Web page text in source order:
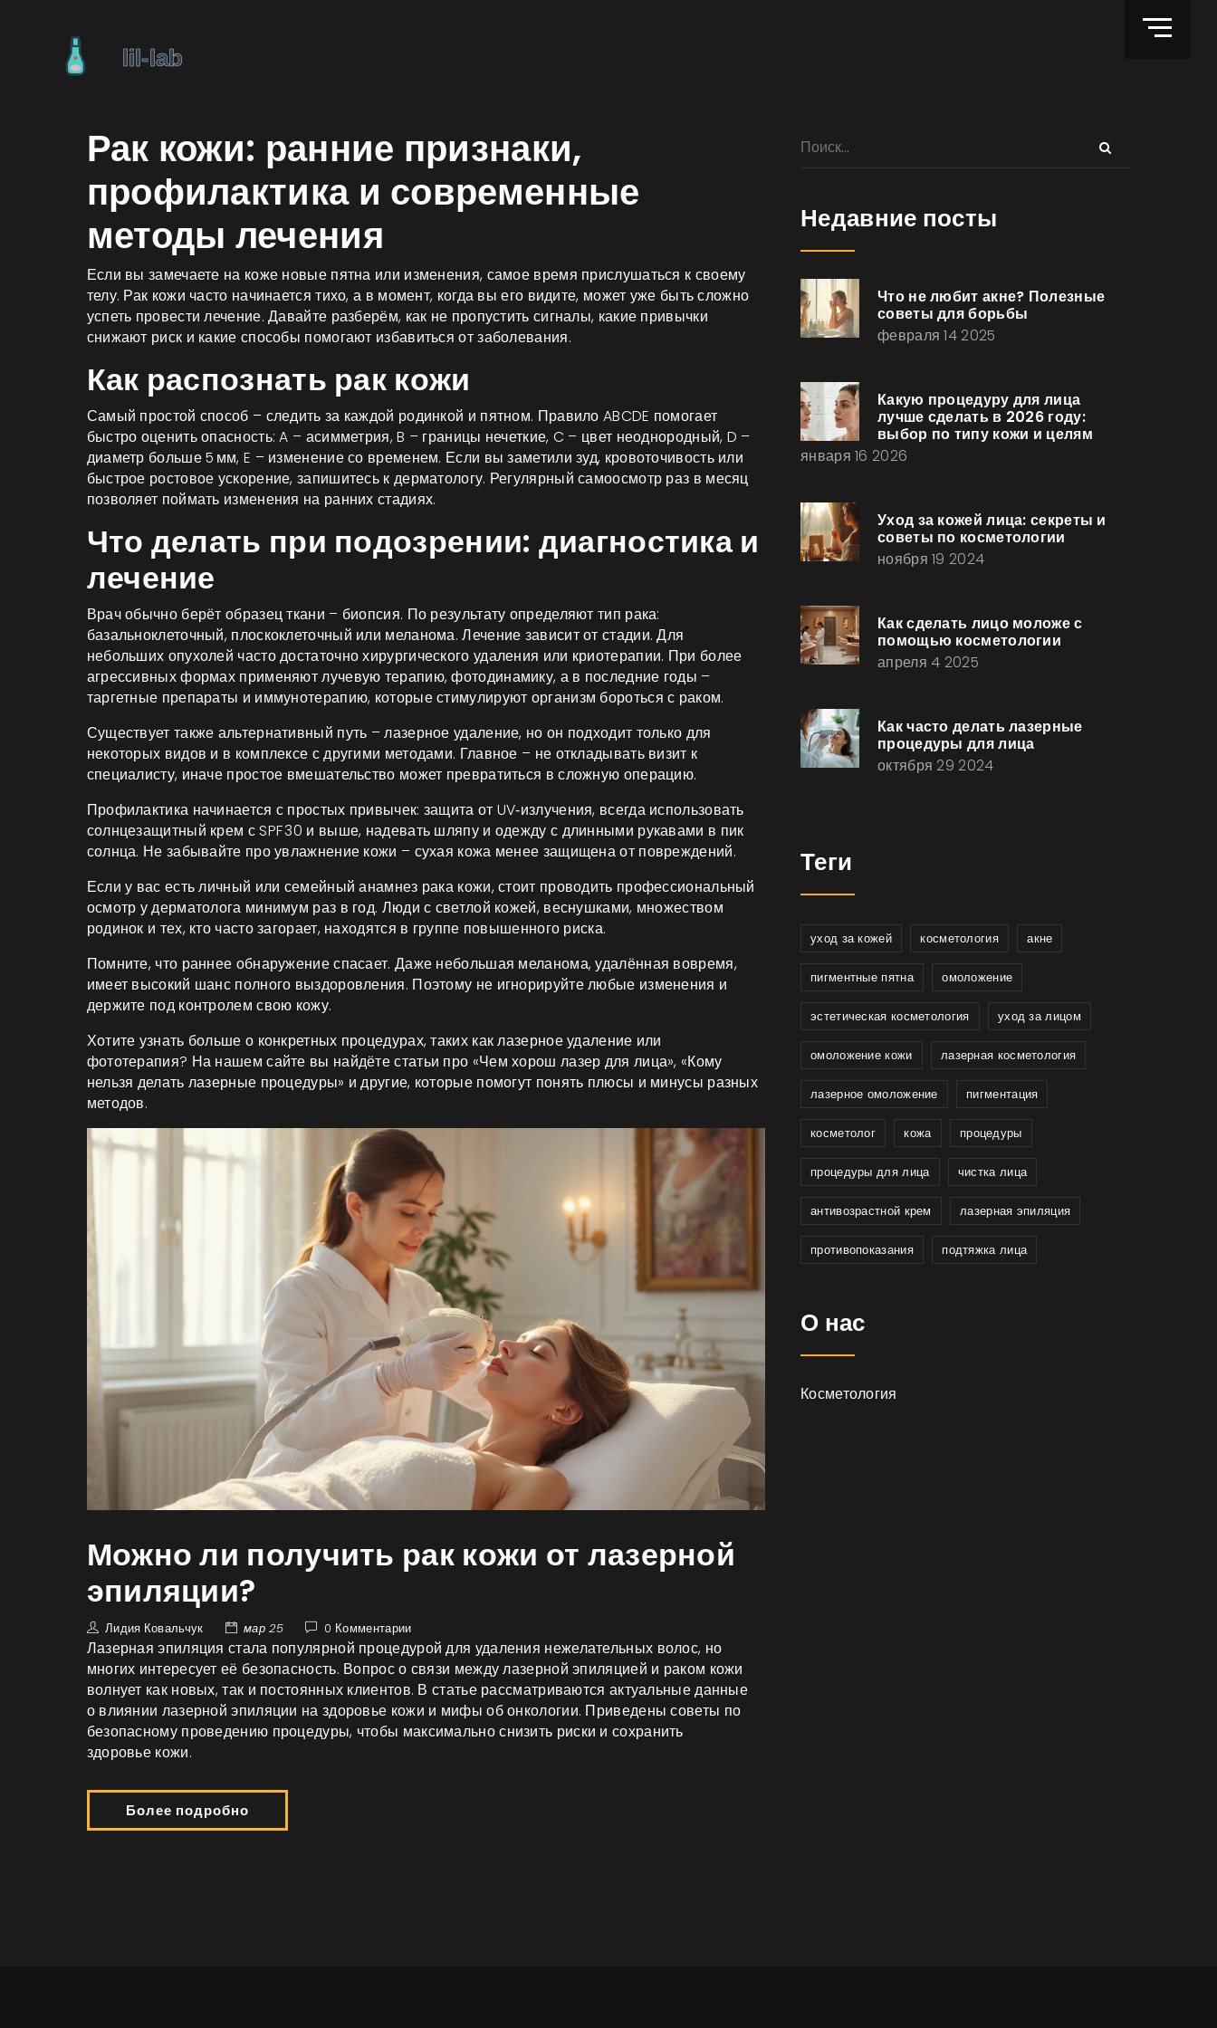
Рак кожи: ранние признаки,
профилактика и современные
методы лечения
Если вы замечаете на коже новые пятна или изменения, самое время прислушаться к своему
телу. Рак кожи часто начинается тихо, а в момент, когда вы его видите, может уже быть сложно
успеть провести лечение. Давайте разберём, как не пропустить сигналы, какие привычки
снижают риск и какие способы помогают избавиться от заболевания.
Как распознать рак кожи
Самый простой способ – следить за каждой родинкой и пятном. Правило ABCDE помогает
быстро оценить опасность: A – асимметрия, B – границы нечеткие, C – цвет неоднородный, D –
диаметр больше 5 мм, E – изменение со временем. Если вы заметили зуд, кровоточивость или
быстрое ростовое ускорение, запишитесь к дерматологу. Регулярный самоосмотр раз в месяц
позволяет поймать изменения на ранних стадиях.
Что делать при подозрении: диагностика и
лечение
Врач обычно берёт образец ткани – биопсия. По результату определяют тип рака:
базальноклеточный, плоскоклеточный или меланома. Лечение зависит от стадии. Для
небольших опухолей часто достаточно хирургического удаления или криотерапии. При более
агрессивных формах применяют лучевую терапию, фотодинамику, а в последние годы –
таргетные препараты и иммунотерапию, которые стимулируют организм бороться с раком.
Существует также альтернативный путь – лазерное удаление, но он подходит только для
некоторых видов и в комплексе с другими методами. Главное – не откладывать визит к
специалисту, иначе простое вмешательство может превратиться в сложную операцию.
Профилактика начинается с простых привычек: защита от UV‑излучения, всегда использовать
солнцезащитный крем с SPF 30 и выше, надевать шляпу и одежду с длинными рукавами в пик
солнца. Не забывайте про увлажнение кожи – сухая кожа менее защищена от повреждений.
Если у вас есть личный или семейный анамнез рака кожи, стоит проводить профессиональный
осмотр у дерматолога минимум раз в год. Люди с светлой кожей, веснушками, множеством
родинок и тех, кто часто загорает, находятся в группе повышенного риска.
Помните, что раннее обнаружение спасает. Даже небольшая меланома, удалённая вовремя,
имеет высокий шанс полного выздоровления. Поэтому не игнорируйте любые изменения и
держите под контролем свою кожу.
Хотите узнать больше о конкретных процедурах, таких как лазерное удаление или
фототерапия? На нашем сайте вы найдёте статьи про «Чем хорош лазер для лица», «Кому
нельзя делать лазерные процедуры» и другие, которые помогут понять плюсы и минусы разных
методов.
Можно ли получить рак кожи от лазерной
эпиляции?
Лидия Ковальчук мар 25 0 Комментарии
Лазерная эпиляция стала популярной процедурой для удаления нежелательных волос, но
многих интересует её безопасность. Вопрос о связи между лазерной эпиляцией и раком кожи
волнует как новых, так и постоянных клиентов. В статье рассматриваются актуальные данные
о влиянии лазерной эпиляции на здоровье кожи и мифы об онкологии. Приведены советы по
безопасному проведению процедуры, чтобы максимально снизить риски и сохранить
здоровье кожи.
Более подробно
Недавние посты
Что не любит акне? Полезные
советы для борьбы
февраля 14 2025
Какую процедуру для лица
лучше сделать в 2026 году:
выбор по типу кожи и целям
января 16 2026
Уход за кожей лица: секреты и
советы по косметологии
ноября 19 2024
Как сделать лицо моложе с
помощью косметологии
апреля 4 2025
Как часто делать лазерные
процедуры для лица
октября 29 2024
Теги
уход за кожей косметология акне
пигментные пятна омоложение
эстетическая косметология уход за лицом
омоложение кожи лазерная косметология
лазерное омоложение пигментация
косметолог кожа процедуры
процедуры для лица чистка лица
антивозрастной крем лазерная эпиляция
противопоказания подтяжка лица
О нас
Косметология